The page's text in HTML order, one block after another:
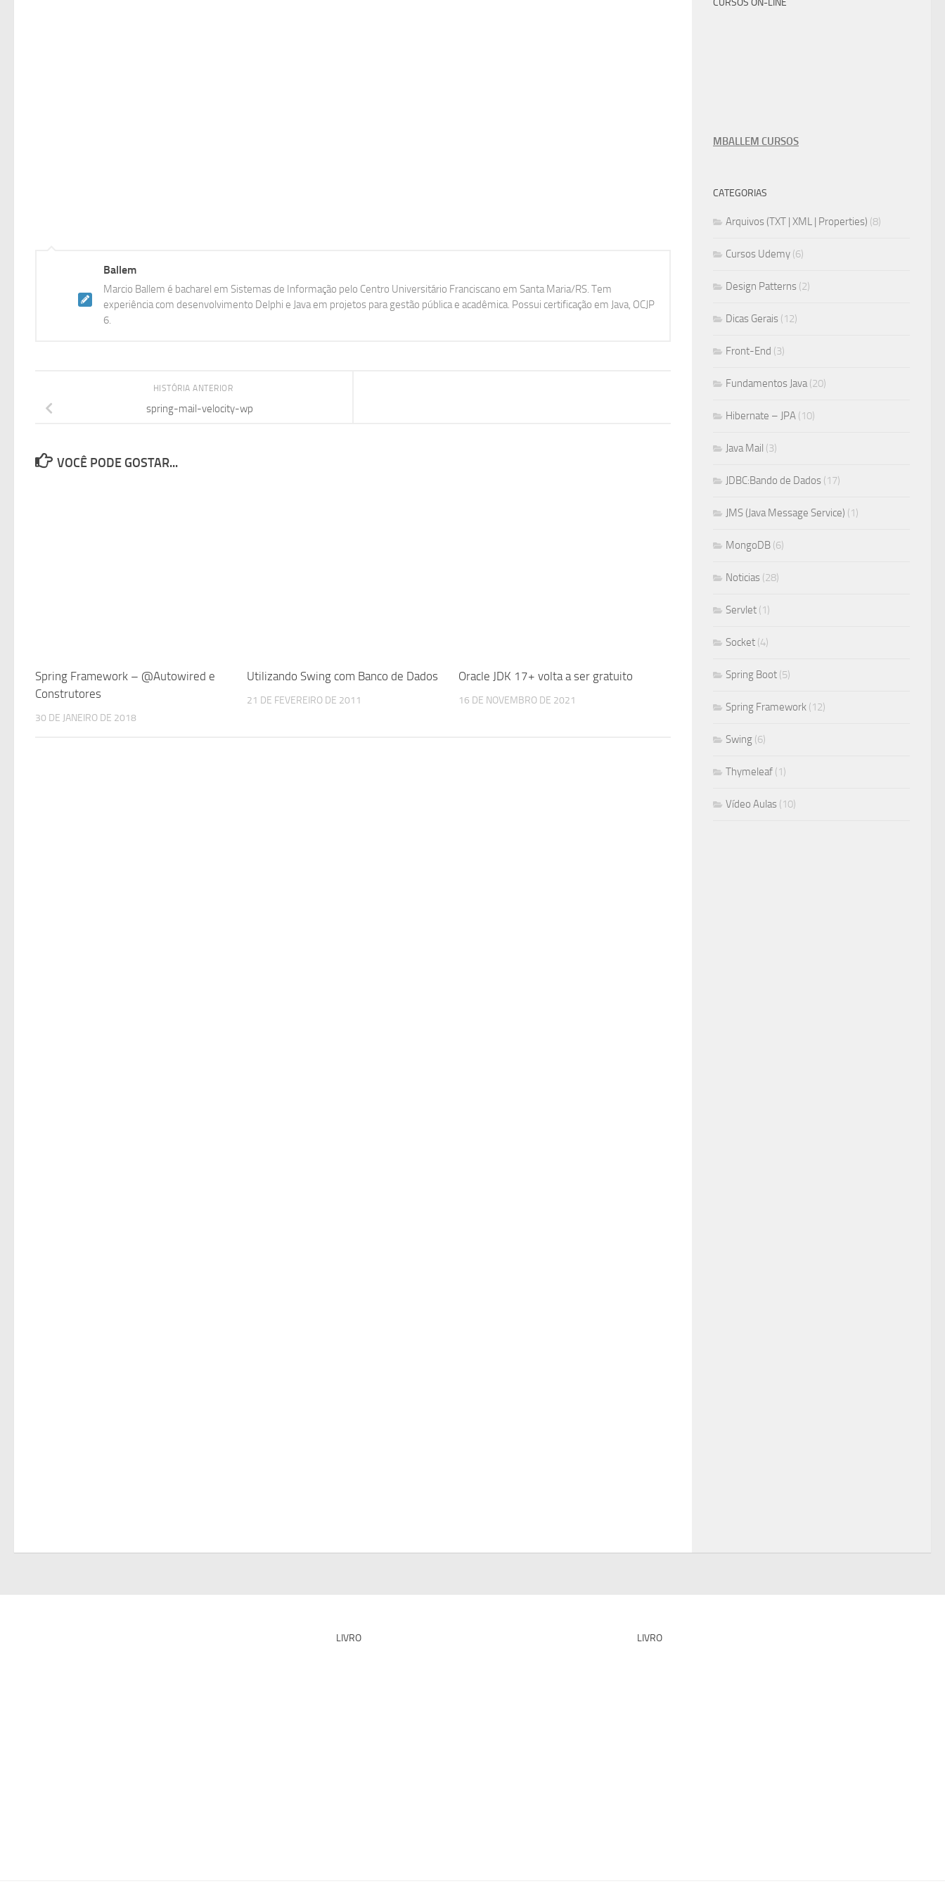
Ballem
Marcio Ballem é bacharel em Sistemas de Informação pelo Centro Universitário Franciscano em Santa Maria/RS. Tem
experiência com desenvolvimento Delphi e Java em projetos para gestão pública e acadêmica. Possui certificação em Java, OCJP
6.
HISTÓRIA ANTERIOR
spring-mail-velocity-wp
VOCÊ PODE GOSTAR...
Spring Framework – @Autowired e
Construtores
30 DE JANEIRO DE 2018
Utilizando Swing com Banco de Dados
21 DE FEVEREIRO DE 2011
Oracle JDK 17+ volta a ser gratuito
16 DE NOVEMBRO DE 2021
CURSOS ON-LINE
MBALLEM CURSOS
CATEGORIAS
Arquivos (TXT | XML | Properties) (8)
Cursos Udemy (6)
Design Patterns (2)
Dicas Gerais (12)
Front-End (3)
Fundamentos Java(20)
Hibernate – JPA (10)
Java Mail (3)
JDBC:Bando de Dados (17)
JMS (Java Message Service) (1)
MongoDB (6)
Noticias (28)
Servlet (1)
Socket (4)
Spring Boot (5)
Spring Framework (12)
Swing (6)
Thymeleaf (1)
Vídeo Aulas (10)
LIVRO LIVRO